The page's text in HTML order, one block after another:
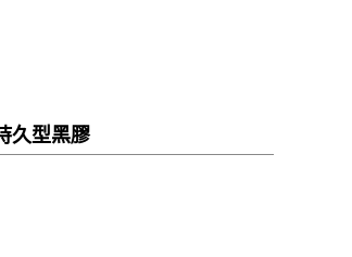
久型黑膠